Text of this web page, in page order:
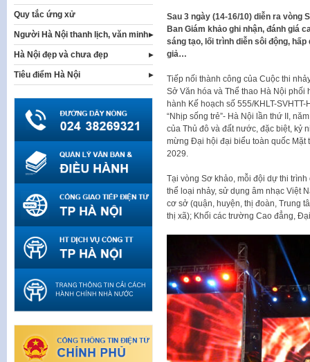
Sau 3 ngày (14-16/10) diễn ra vòng
Ban Giám khảo ghi nhận, đánh giá
sáng tạo, lối trình diễn sôi động,
giả…
Tiếp nối thành công của Cuộc thi
Sở Văn hóa và Thể thao Hà Nội
hành Kế hoạch số 555/KHLT-
“Nhịp sống trẻ”- Hà Nội lần thứ II,
của Thủ đô và đất nước, đặc biệt, kỷ
mừng Đại hội đại biểu toàn quốc Mặt
2029.
Tại vòng Sơ khảo, mỗi đội dự thi
thể loại nhảy, sử dụng âm nhạc Việt
cơ sở (quận, huyện, thị đoàn, Trung
thị xã); Khối các trường Cao đẳng,
Quy tắc ứng xử
Người Hà Nội thanh lịch, văn minh
Hà Nội đẹp và chưa đẹp
Tiêu điểm Hà Nội